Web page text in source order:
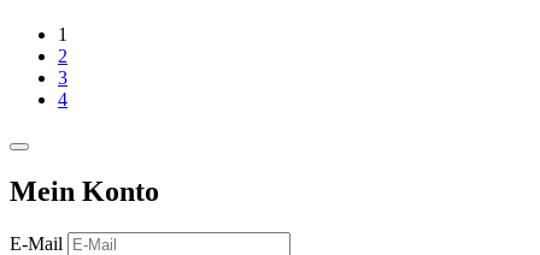
1
2
3
4
Mein Konto
E-Mail